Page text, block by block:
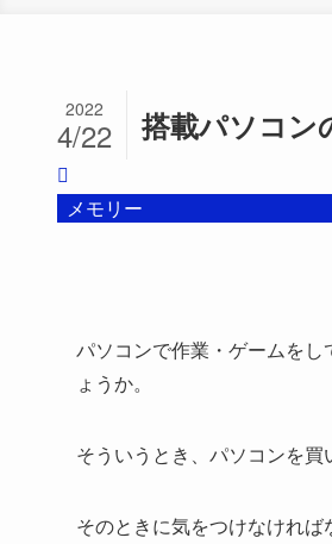
搭載パソコン
2022
4/22
メモリー
パソコンで作業・ゲームを
ょうか。
そういうとき、パソコンを買
そのときに気をつけなけれ